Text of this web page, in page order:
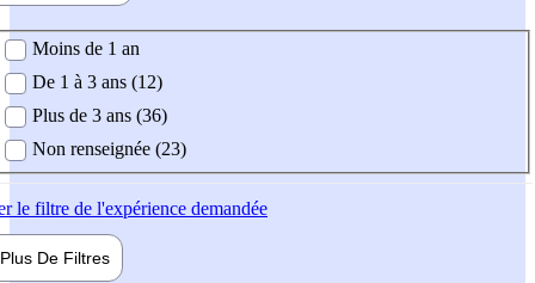
demandée
Moins de 1 an
De 1 à 3 ans (12)
Plus de 3 ans (36)
Non renseignée (23)
le filtre de l'expérience demandée
Plus De Filtres